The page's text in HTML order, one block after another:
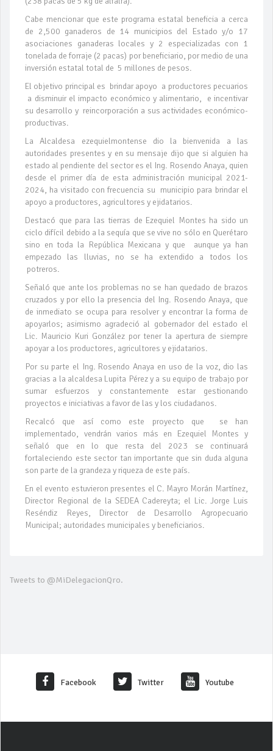
Cabe mencionar que este programa estatal beneficia a cerca
de 2,500 ganaderos de 14 municipios del Estado y/o 17
asociaciones ganaderas locales y 2 especializadas con 1
tonelada de forraje (2 pacas) por beneficiario, por medio de una
inversión estatal total de 5 millones de pesos.
El objetivo principal es brindar apoyo a productores pecuarios
a disminuir el impacto económico y alimentario, e incentivar
su desarrollo y reincorporación a sus actividades económico-
productivas.
La Alcaldesa ezequielmontense dio la bienvenida a las
autoridades presentes y en su mensaje dijo que si alguien ha
estado al pendiente del sector es el Ing. Rosendo Anaya, quien
desde el primer día de esta administración municipal 2021-
2024, ha visitado con frecuencia su municipio para brindar el
apoyo a productores, agricultores y ejidatarios.
Destacó que para las tierras de Ezequiel Montes ha sido un
ciclo difícil debido a la sequía que se vive no sólo en Querétaro
sino en toda la República Mexicana y que aunque ya han
empezado las lluvias, no se ha extendido a todos los
potreros.
Señaló que ante los problemas no se han quedado de brazos
cruzados y por ello la presencia del Ing. Rosendo Anaya, que
de inmediato se ocupa para resolver y encontrar la forma de
apoyarlos; asimismo agradeció al gobernador del estado el
Lic. Mauricio Kuri González por tener la apertura de siempre
apoyar a los productores, agricultores y ejidatarios.
Por su parte el Ing. Rosendo Anaya en uso de la voz, dio las
gracias a la alcaldesa Lupita Pérez y a su equipo de trabajo por
sumar esfuerzos y constantemente estar gestionando
proyectos e iniciativas a favor de las y los ciudadanos.
Recalcó que así como este proyecto que se han
implementado, vendrán varios más en Ezequiel Montes y
señaló que en lo que resta del 2023 se continuará
fortaleciendo este sector tan importante que sin duda alguna
son parte de la grandeza y riqueza de este país.
En el evento estuvieron presentes el C. Mayro Morán Martínez,
Director Regional de la SEDEA Cadereyta; el Lic. Jorge Luis
Reséndiz Reyes, Director de Desarrollo Agropecuario
Municipal; autoridades municipales y beneficiarios.
Tweets to @MiDelegacionQro.
Facebook Twitter Youtube